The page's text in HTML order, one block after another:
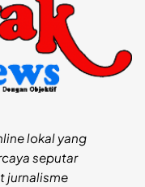
lokal yang
seputar
jurnalisme